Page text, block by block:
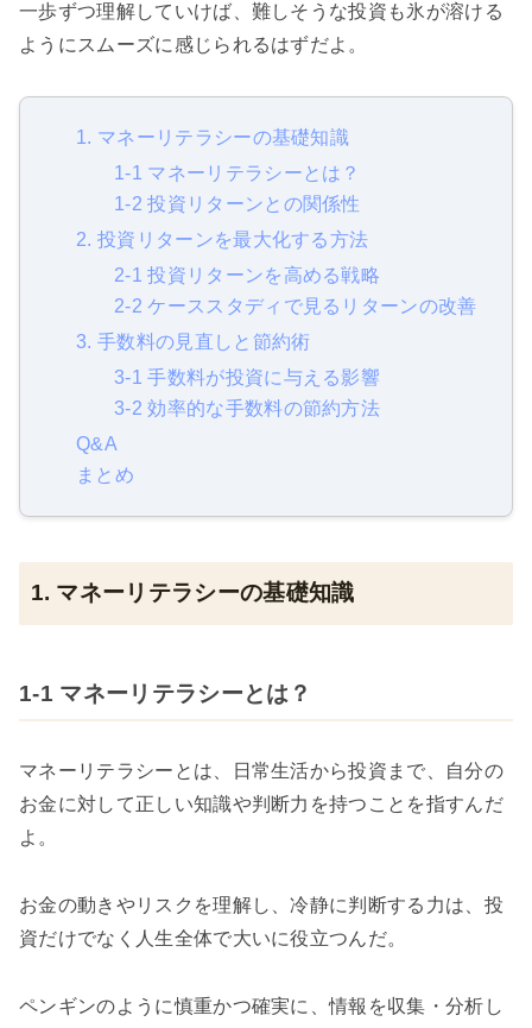
一歩ずつ理解していけば、難しそうな投資も氷が溶ける
ようにスムーズに感じられるはずだよ。
1. マネーリテラシーの基礎知識
1-1 マネーリテラシーとは？
1-2 投資リターンとの関係性
2. 投資リターンを最大化する方法
2-1 投資リターンを高める戦略
2-2 ケーススタディで見るリターンの改善
3. 手数料の見直しと節約術
3-1 手数料が投資に与える影響
3-2 効率的な手数料の節約方法
Q&A
まとめ
1. マネーリテラシーの基礎知識
1-1 マネーリテラシーとは？
マネーリテラシーとは、日常生活から投資まで、自分の
お金に対して正しい知識や判断力を持つことを指すんだ
よ。
お金の動きやリスクを理解し、冷静に判断する力は、投
資だけでなく人生全体で大いに役立つんだ。
ペンギンのように慎重かつ確実に、情報を収集・分析し